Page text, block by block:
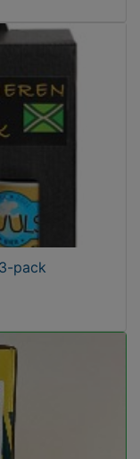
pack